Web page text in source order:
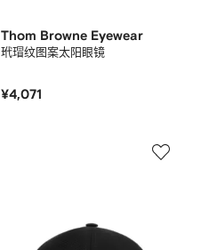
Thom Browne Eyewear
玳瑁纹图案太阳眼镜
¥4,071